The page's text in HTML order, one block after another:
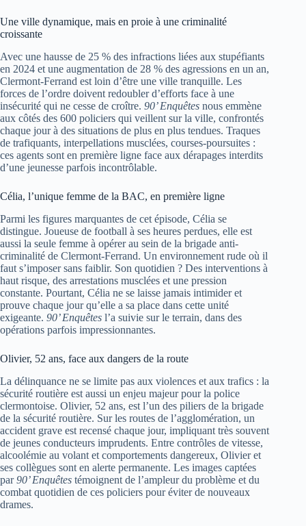
Une ville dynamique, mais en proie à une criminalité
croissante
Avec une hausse de 25 % des infractions liées aux stupéfiants
en 2024 et une augmentation de 28 % des agressions en un an,
Clermont-Ferrand est loin d’être une ville tranquille. Les
forces de l’ordre doivent redoubler d’efforts face à une
insécurité qui ne cesse de croître. 90’ Enquêtes nous emmène
aux côtés des 600 policiers qui veillent sur la ville, confrontés
chaque jour à des situations de plus en plus tendues. Traques
de trafiquants, interpellations musclées, courses-poursuites :
ces agents sont en première ligne face aux dérapages interdits
d’une jeunesse parfois incontrôlable.
Célia, l’unique femme de la BAC, en première ligne
Parmi les figures marquantes de cet épisode, Célia se
distingue. Joueuse de football à ses heures perdues, elle est
aussi la seule femme à opérer au sein de la brigade anti-
criminalité de Clermont-Ferrand. Un environnement rude où il
faut s’imposer sans faiblir. Son quotidien ? Des interventions à
haut risque, des arrestations musclées et une pression
constante. Pourtant, Célia ne se laisse jamais intimider et
prouve chaque jour qu’elle a sa place dans cette unité
exigeante. 90’ Enquêtes l’a suivie sur le terrain, dans des
opérations parfois impressionnantes.
Olivier, 52 ans, face aux dangers de la route
La délinquance ne se limite pas aux violences et aux trafics : la
sécurité routière est aussi un enjeu majeur pour la police
clermontoise. Olivier, 52 ans, est l’un des piliers de la brigade
de la sécurité routière. Sur les routes de l’agglomération, un
accident grave est recensé chaque jour, impliquant très souvent
de jeunes conducteurs imprudents. Entre contrôles de vitesse,
alcoolémie au volant et comportements dangereux, Olivier et
ses collègues sont en alerte permanente. Les images captées
par90’ Enquêtes témoignent de l’ampleur du problème et du
combat quotidien de ces policiers pour éviter de nouveaux
drames.